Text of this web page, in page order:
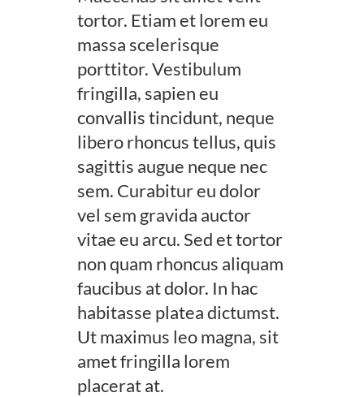
tortor. Etiam et lorem eu
massa scelerisque
porttitor. Vestibulum
fringilla, sapien eu
convallis tincidunt, neque
libero rhoncus tellus, quis
sagittis augue neque nec
sem. Curabitur eu dolor
vel sem gravida auctor
vitae eu arcu. Sed et tortor
non quam rhoncus aliquam
faucibus at dolor. In hac
habitasse platea dictumst.
Ut maximus leo magna, sit
amet fringilla lorem
placerat at.